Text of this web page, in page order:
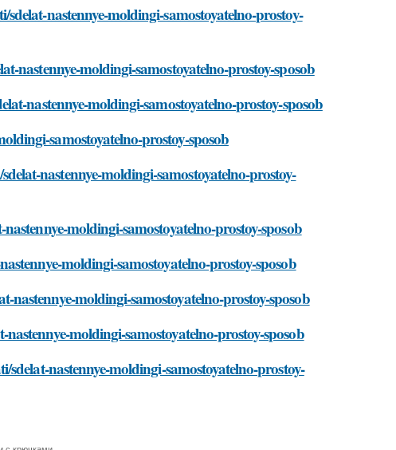
nastennye-moldingi-samostoyatelno-prostoy-
nastennye-moldingi-samostoyatelno-prostoy-sposob
nastennye-moldingi-samostoyatelno-prostoy-sposob
samostoyatelno-prostoy-sposob
nastennye-moldingi-samostoyatelno-prostoy-
moldingi-samostoyatelno-prostoy-sposob
moldingi-samostoyatelno-prostoy-sposob
moldingi-samostoyatelno-prostoy-sposob
moldingi-samostoyatelno-prostoy-sposob
nastennye-moldingi-samostoyatelno-prostoy-